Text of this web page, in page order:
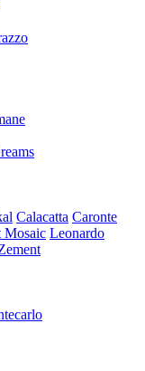
Calacatta Caronte
Leonardo